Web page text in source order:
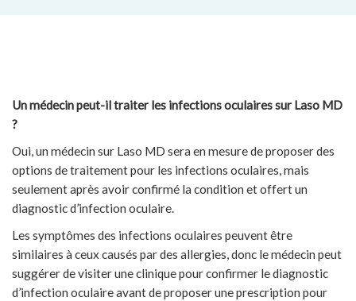
Un médecin peut-il traiter les infections oculaires sur Laso MD
?
Oui, un médecin sur Laso MD sera en mesure de proposer des
options de traitement pour les infections oculaires, mais
seulement après avoir confirmé la condition et offert un
diagnostic d’infection oculaire.
Les symptômes des infections oculaires peuvent être
similaires à ceux causés par des allergies, donc le médecin peut
suggérer de visiter une clinique pour confirmer le diagnostic
d’infection oculaire avant de proposer une prescription pour